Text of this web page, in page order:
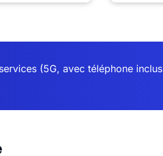
(5G, avec téléphone